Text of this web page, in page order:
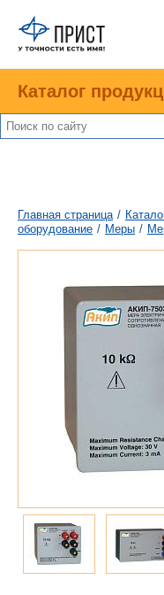
Каталог
Главная страница /
оборудование / Меры /